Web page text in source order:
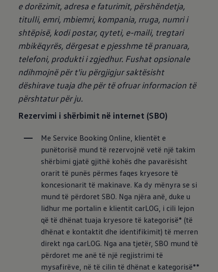
e dorëzimit, adresa e faturimit, përshëndetja,
titulli, emri, mbiemri, kompania, rruga, numri i
shtëpisë, kodi postar, qyteti, e-maili, tregtari
mbikëqyrës, dërgesat e pjesshme të pranuara,
telefoni, produkti i zgjedhur. Fushat opsionale
ndihmojnë për t'iu përgjigjur saktësisht
dëshirave tuaja dhe për të ofruar informacion të
përshtatur për ju.
Rezervimi i shërbimit në internet (SBO)
Me Service Booking Online, klientët e
punëtorisë mund të rezervojnë vetë një takim
shërbimi gjatë gjithë kohës dhe pavarësisht
orarit të punës përmes faqes kryesore të
koncesionarit të makinave. Ka dy mënyra se si
mund të përdoret SBO. Nga njëra anë, duke u
lidhur me portalin e klientit carLOG, i cili lejon
që të dhënat tuaja kryesore të kategorisë* (të
dhënat e kontaktit dhe identifikimit) të merren
direkt nga carLOG. Nga ana tjetër, SBO mund të
përdoret me anë të një regjistrimi të
mysafirëve, në të cilin të dhënat e kategorisë**